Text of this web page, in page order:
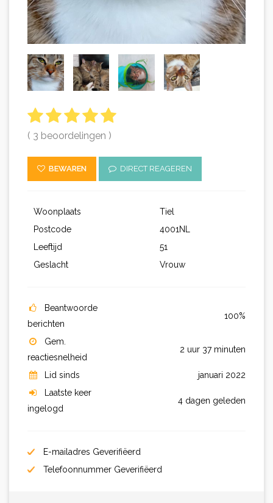
( 3 beoordelingen )
BEWAREN DIRECT REAGEREN
Woonplaats
Tiel
Postcode
4001NL
Leeftijd
51
Geslacht
Vrouw
Beantwoorde
berichten
100%
Gem.
reactiesnelheid
2 uur 37 minuten
Lid sinds
januari 2022
Laatste keer
ingelogd
4 dagen geleden
E-mailadres Geverifiëerd
Telefoonnummer Geverifiëerd